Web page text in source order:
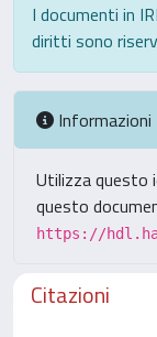
I documenti in
diritti sono
Informazioni
Utilizza questo
questo
https://
Citazioni